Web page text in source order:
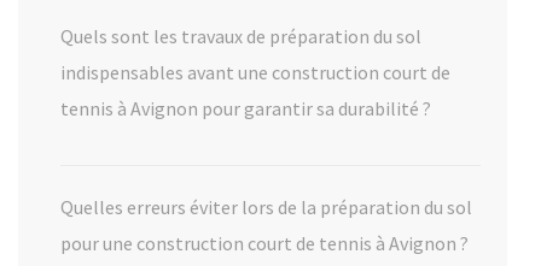
Quels sont les travaux de préparation du sol
indispensables avant une construction court de
tennis à Avignon pour garantir sa durabilité ?
Quelles erreurs éviter lors de la préparation du sol
pour une construction court de tennis à Avignon ?